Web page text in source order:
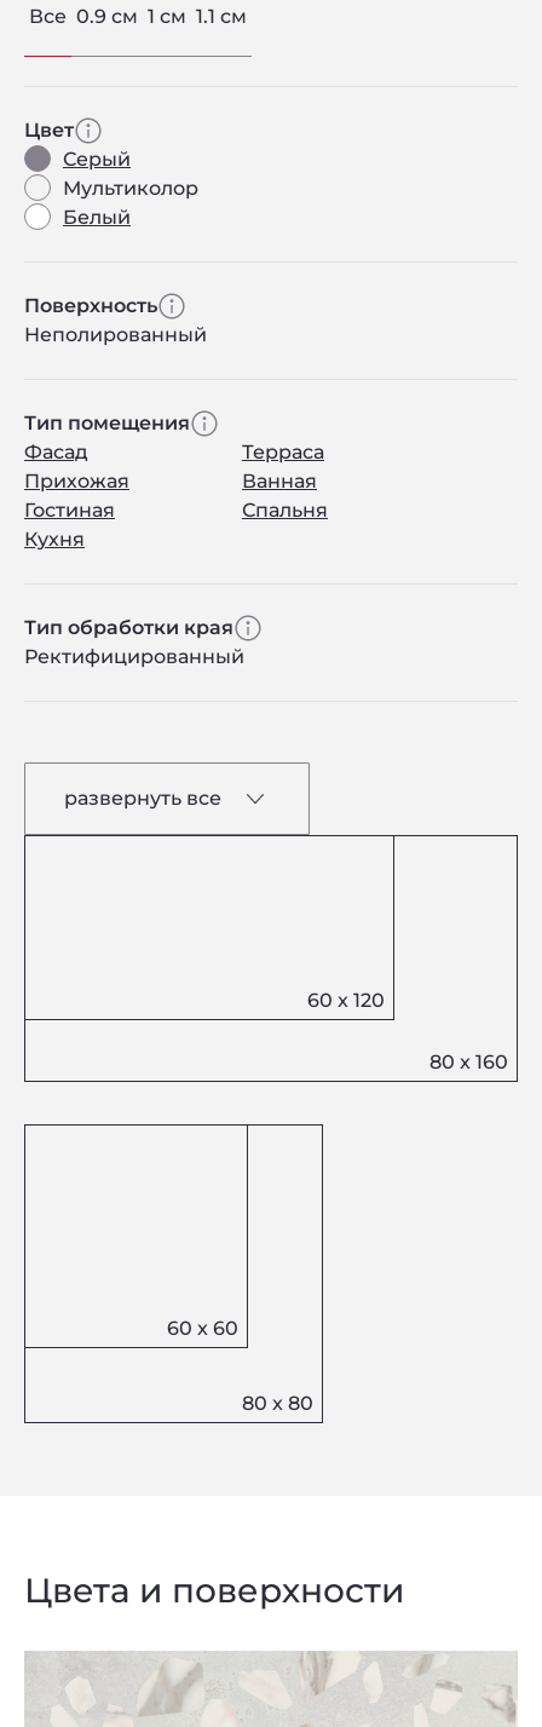
Все 0.9 см 1 см 1.1 см
Цвет
Серый
Мультиколор
Белый
Поверхность
Неполированный
Тип помещения
Фасад
Терраса
Прихожая
Ванная
Гостиная
Спальня
Кухня
Тип обработки края
Ректифицированный
развернуть все
Цвета и поверхности